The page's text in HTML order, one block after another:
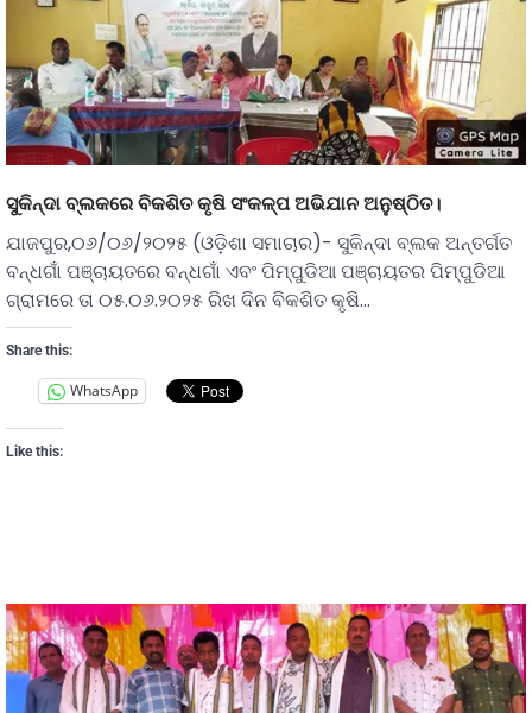
ସୁକିନ୍ଦା ବ୍ଲକରେ ବିକଶିତ କୃଷି ସଂକଳ୍ପ ଅଭିଯାନ ଅନୁଷ୍ଠିତ।
ଯାଜପୁର,୦୬/୦୬/୨୦୨୫ (ଓଡ଼ିଶା ସମାଚାର)- ସୁକିନ୍ଦା ବ୍ଲକ ଅନ୍ତର୍ଗତ
ବନ୍ଧଗାଁ ପଞ୍ଚାୟତରେ ବନ୍ଧଗାଁ ଏବଂ ପିମ୍ପୁଡିଆ ପଞ୍ଚାୟତର ପିମ୍ପୁଡିଆ
ଗ୍ରାମରେ ତା ୦୫.୦୬.୨୦୨୫ ରିଖ ଦିନ ବିକଶିତ କୃଷି…
Share this:
WhatsApp
Like this: